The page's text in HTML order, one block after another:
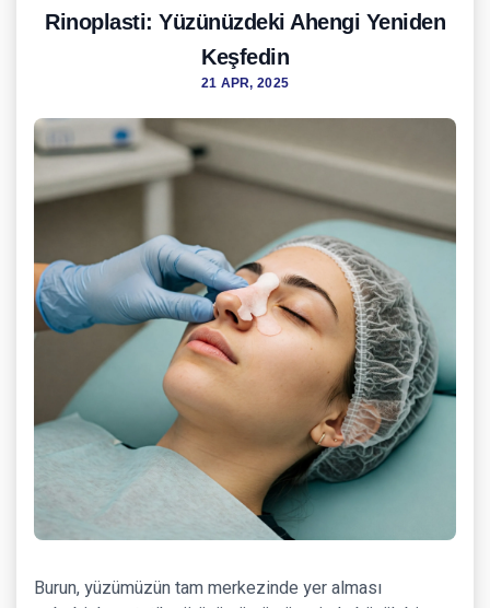
Rinoplasti: Yüzünüzdeki Ahengi Yeniden
Keşfedin
21 APR, 2025
Burun, yüzümüzün tam merkezinde yer alması